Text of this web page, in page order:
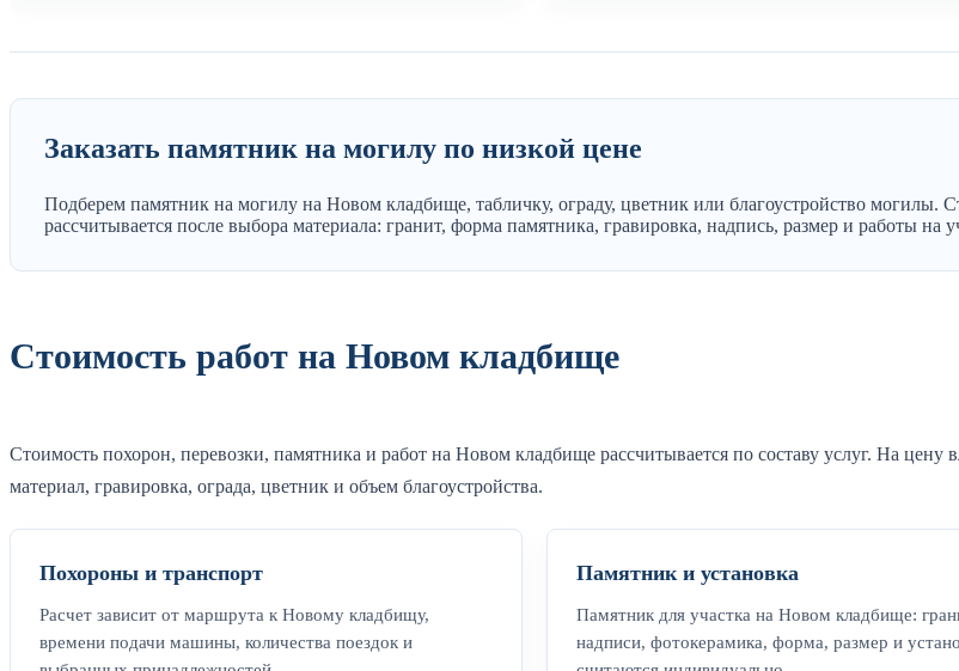
Заказать памятник на могилу по низкой цене
Подберем памятник на могилу на Новом кладбище, табличку, ограду, цветник или благоустройство могилы.
рассчитывается после выбора материала: гранит, форма памятника, гравировка, надпись, размер и работы на
Стоимость работ на Новом кладбище
Стоимость похорон, перевозки, памятника и работ на Новом кладбище рассчитывается по составу услуг. На
материал, гравировка, ограда, цветник и объем благоустройства.
Похороны и транспорт
Расчет зависит от маршрута к Новому кладбищу,
времени подачи машины, количества поездок и
Памятник и установка
Памятник для участка на Новом кладбище:
надписи, фотокерамика, форма, размер и